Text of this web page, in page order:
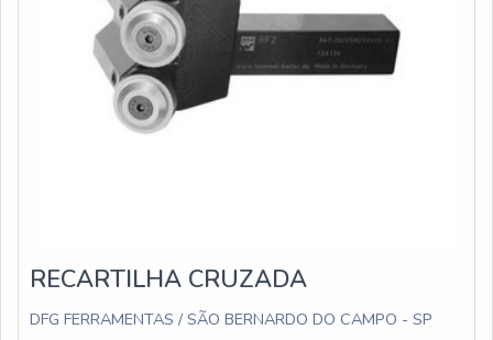
RECARTILHA CRUZADA
DFG FERRAMENTAS / SÃO BERNARDO DO CAMPO - SP